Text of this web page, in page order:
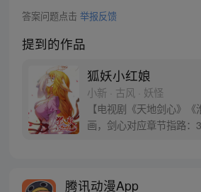
答案问题点击 举报反馈
提到的作品
狐妖小红娘
小新 · 古风 · 妖怪
【电视剧《天地剑心》
画，剑心对应章节指路：
腾讯动漫App